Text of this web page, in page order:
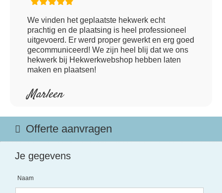
We vinden het geplaatste hekwerk echt
prachtig en de plaatsing is heel professioneel
uitgevoerd. Er werd proper gewerkt en erg goed
gecommuniceerd! We zijn heel blij dat we ons
hekwerk bij Hekwerkwebshop hebben laten
maken en plaatsen!
Marleen
Offerte aanvragen
Je gegevens
Naam